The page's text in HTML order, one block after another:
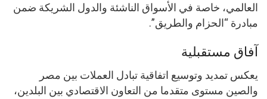
العالمي، خاصة في الأسواق الناشئة والدول الشريكة ضمن
مبادرة “الحزام والطريق”.
آفاق مستقبلية
يعكس تمديد وتوسيع اتفاقية تبادل العملات بين مصر
والصين مستوى متقدما من التعاون الاقتصادي بين البلدين،